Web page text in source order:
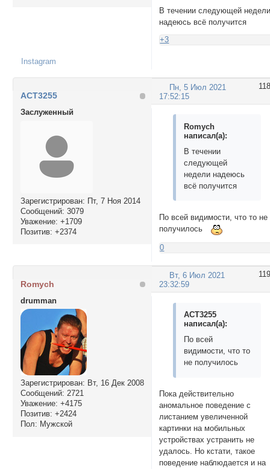
В течении следующей
надеюсь всё получится
+3
Instagram
118
Пн, 5 Июл 2021
17:52:15
ACT3255
Заслуженный
Зарегистрирован: Пт, 7 Ноя 2014
Сообщений: 3079
Уважение: +1709
Позитив: +2374
Romych
написал(а):
В течении
следующей
недели надеюсь
всё получится
По всей видимости, что то не
получилось
0
119
Вт, 6 Июл 2021
23:32:59
Romych
drumman
Зарегистрирован: Вт, 16 Дек 2008
Сообщений: 2721
Уважение: +4175
Позитив: +2424
Пол: Мужской
ACT3255
написал(а):
По всей
видимости, что то
не получилось
Пока действительно
аномальное поведение с
листанием увеличенной
картинки на мобильных
устройствах устранить не
удалось. Но кстати, такое
поведение наблюдается и на